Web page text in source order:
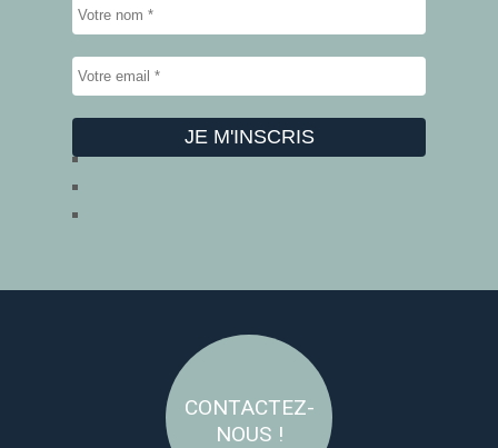
CONTACTEZ-
NOUS !